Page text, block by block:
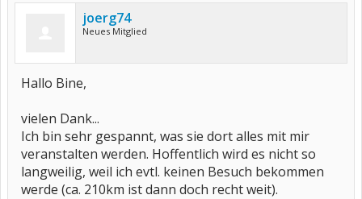
joerg74
Neues Mitglied
Hallo Bine,
vielen Dank...
Ich bin sehr gespannt, was sie dort alles mit mir
veranstalten werden. Hoffentlich wird es nicht so
langweilig, weil ich evtl. keinen Besuch bekommen
werde (ca. 210km ist dann doch recht weit).